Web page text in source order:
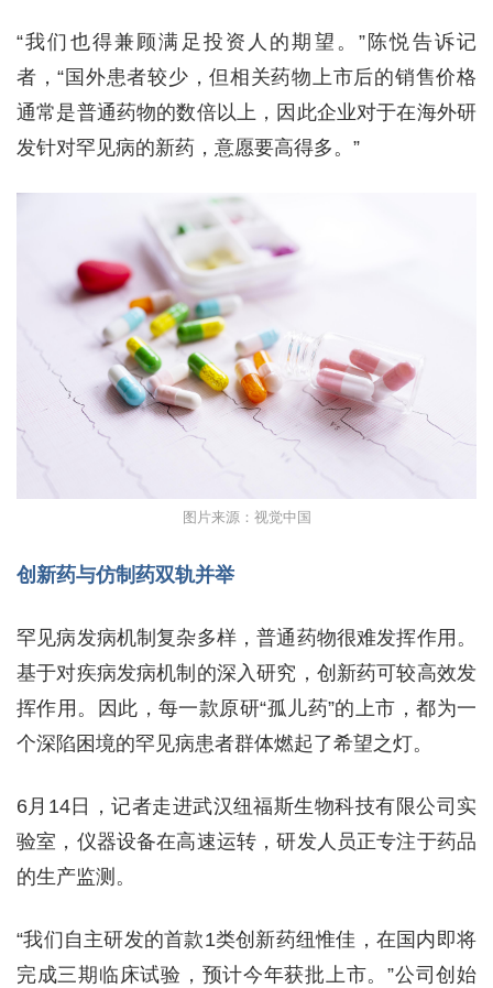
“我们也得兼顾满足投资人的期望。”陈悦告诉记
者，“国外患者较少，但相关药物上市后的销售价格
通常是普通药物的数倍以上，因此企业对于在海外研
发针对罕见病的新药，意愿要高得多。”
图片来源：视觉中国
创新药与仿制药双轨并举
罕见病发病机制复杂多样，普通药物很难发挥作用。
基于对疾病发病机制的深入研究，创新药可较高效发
挥作用。因此，每一款原研“孤儿药”的上市，都为一
个深陷困境的罕见病患者群体燃起了希望之灯。
6月14日，记者走进武汉纽福斯生物科技有限公司实
验室，仪器设备在高速运转，研发人员正专注于药品
的生产监测。
“我们自主研发的首款1类创新药纽惟佳，在国内即将
完成三期临床试验，预计今年获批上市。”公司创始